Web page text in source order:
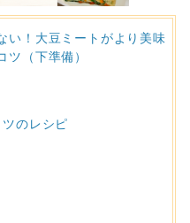
い！大豆ミートがより美味
ツ（下準備）
のレシピ